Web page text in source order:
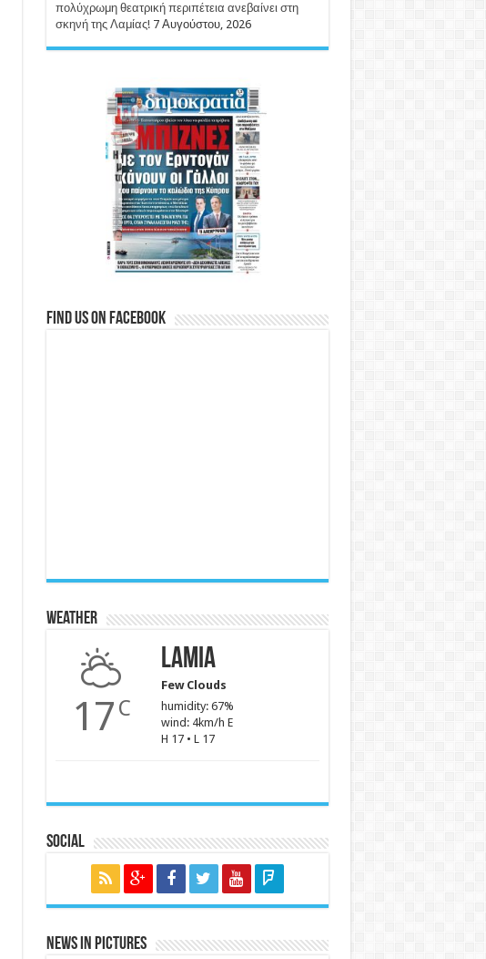
πολύχρωμη θεατρική περιπέτεια ανεβαίνει στη
σκηνή της Λαμίας! 7 Αυγούστου, 2026
Find us on Facebook
Weather
17 C
Lamia
Few Clouds
humidity: 67%
wind: 4km/h E
H 17 • L 17
Social
News in Pictures